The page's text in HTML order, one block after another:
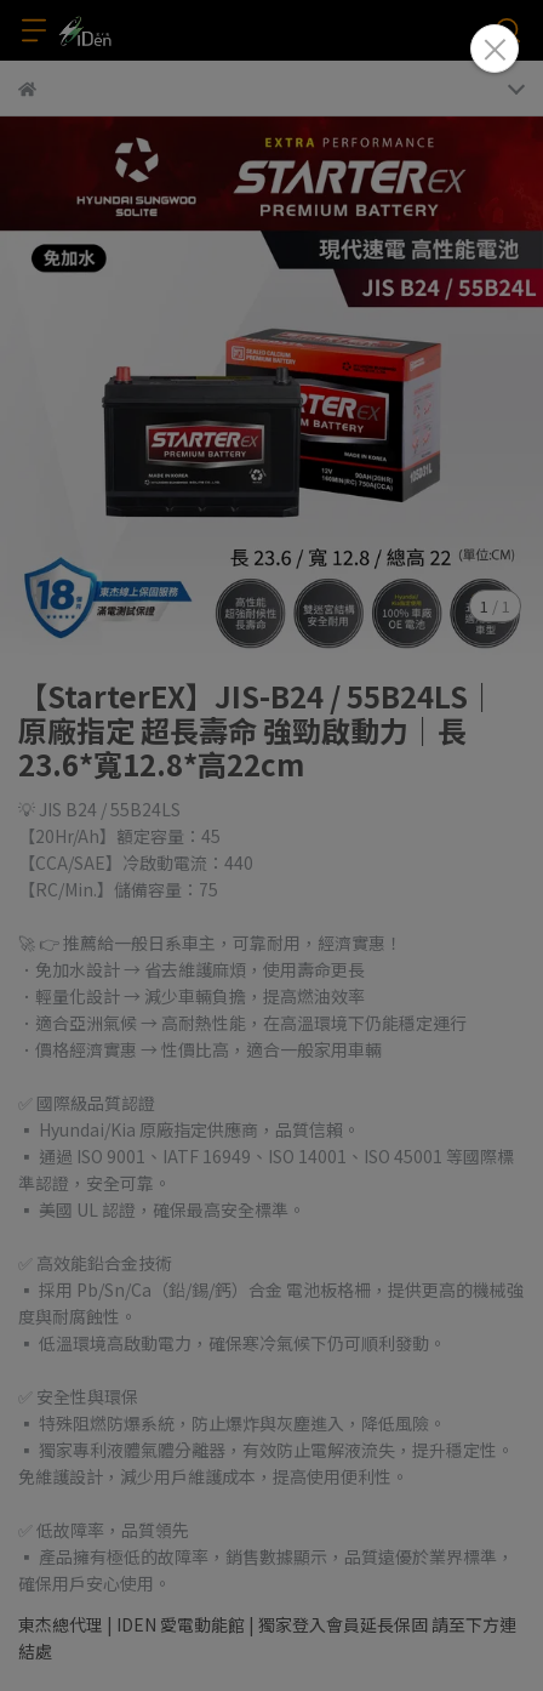
1 / 1
【StarterEX】JIS-B24 / 55B24LS｜
原廠指定 超長壽命 強勁啟動力｜長
23.6*寬12.8*高22cm
💡 JIS B24 / 55B24LS
【20Hr/Ah】額定容量：45
【CCA/SAE】冷啟動電流：440
【RC/Min.】儲備容量：75
🚀 👉 推薦給一般日系車主，可靠耐用，經濟實惠！
．免加水設計 → 省去維護麻煩，使用壽命更長
．輕量化設計 → 減少車輛負擔，提高燃油效率
．適合亞洲氣候 → 高耐熱性能，在高溫環境下仍能穩定運行
．價格經濟實惠 → 性價比高，適合一般家用車輛
✅ 國際級品質認證
▪ Hyundai/Kia 原廠指定供應商，品質信賴。
▪ 通過 ISO 9001、IATF 16949、ISO 14001、ISO 45001 等國際標
準認證，安全可靠。
▪ 美國 UL 認證，確保最高安全標準。
✅ 高效能鉛合金技術
▪ 採用 Pb/Sn/Ca（鉛/錫/鈣）合金 電池板格柵，提供更高的機械強
度與耐腐蝕性。
▪ 低溫環境高啟動電力，確保寒冷氣候下仍可順利發動。
✅ 安全性與環保
▪ 特殊阻燃防爆系統，防止爆炸與灰塵進入，降低風險。
▪ 獨家專利液體氣體分離器，有效防止電解液流失，提升穩定性。
免維護設計，減少用戶維護成本，提高使用便利性。
✅ 低故障率，品質領先
▪ 產品擁有極低的故障率，銷售數據顯示，品質遠優於業界標準，
確保用戶安心使用。
東杰總代理 | IDEN 愛電動能館 | 獨家登入會員延長保固 請至下方連
結處